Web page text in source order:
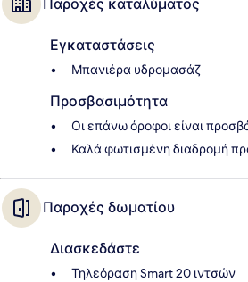
Παροχές καταλύματος
Εγκαταστάσεις
Μπανιέρα υδρομασάζ
Προσβασιμότητα
Οι επάνω όροφοι είναι
Καλά φωτισμένη διαδρομή
Παροχές δωματίου
Διασκεδάστε
Τηλεόραση Smart 20 ιντσών